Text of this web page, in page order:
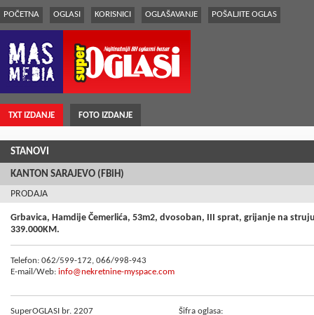
POČETNA OGLASI KORISNICI OGLAŠAVANJE POŠALJITE OGLAS
TXT IZDANJE FOTO IZDANJE
STANOVI
KANTON SARAJEVO (FBiH)
PRODAJA
Grbavica, Hamdije Čemerlića, 53m2, dvosoban, III sprat, grijanje na
339.000KM.
Telefon: 062/599-172, 066/998-943
E-mail/Web: info@nekretnine-myspace.com
SuperOGLASI br. 2207
Šifra oglasa: